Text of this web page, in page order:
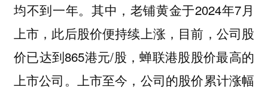
均不到一年。其中，老铺黄金于2024年7月
上市，此后股价便持续上涨，目前，公司股
价已达到865港元/股，蝉联港股股价最高的
上市公司。上市至今，公司的股价累计涨幅